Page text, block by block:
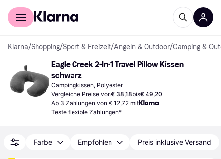
Für Shopper
Klarna/Shopping/Sport & Freizeit/Angeln & Outdoor/Camping &
Eagle Creek 2-In-1 Travel Pillow Kissen
schwarz
Campingkissen, Polyester
Vergleiche Preise von€ 38,18bis€ 49,20
Ab 3 Zahlungen von € 12,72 mit
Teste flexible Zahlungen*
Farbe Empfohlen Preis inklusive Versand